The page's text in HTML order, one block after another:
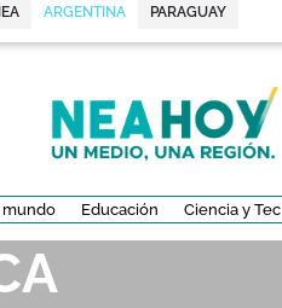
ARGENTINA PARAGUAY
mundo Educación Ciencia y Tec